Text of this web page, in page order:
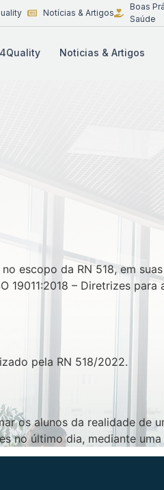
Notícias & Artigos
Boas
Saúde
Noticias & Artigos
escopo da RN 518, em suas
19011:2018 – Diretrizes para
pela RN 518/2022.
os alunos da realidade de
no último dia, mediante uma